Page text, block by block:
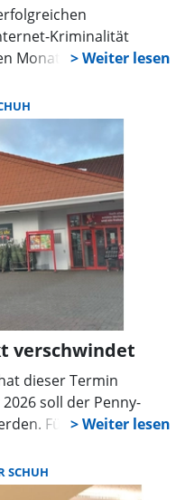
Kriminalität
Monaten wieder.
wie die Schilderung
der von solchen
wurde.
verschwindet
dieser Termin
soll der Penny-
Für neun Monate
die gerade ältere
treffen wird.
SCHUH